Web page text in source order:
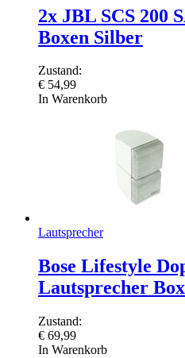
2x JBL SCS 200
Boxen Silber
Zustand:
€ 54,99
In Warenkorb
Lautsprecher
Bose Lifestyle
Lautsprecher
Zustand:
€ 69,99
In Warenkorb